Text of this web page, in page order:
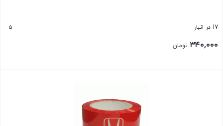
17 در انبار 5
۳۴۰,۰۰۰ تومان